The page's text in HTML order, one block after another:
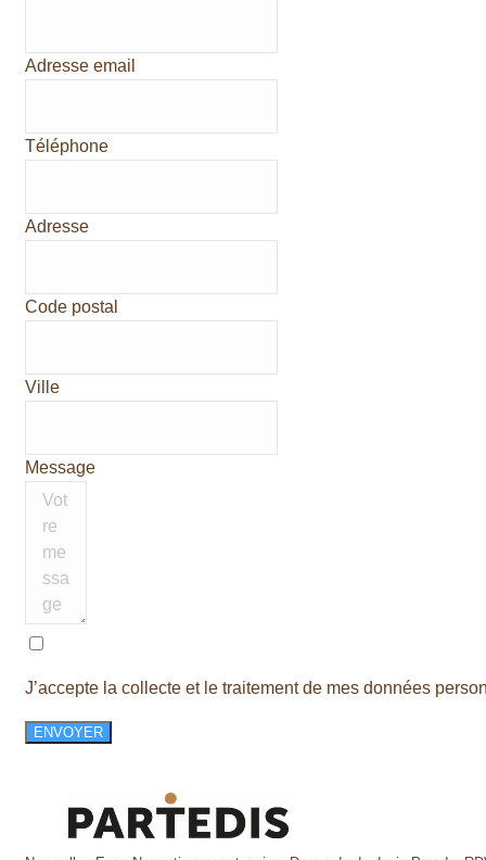
Adresse email
Téléphone
Adresse
Code postal
Ville
Message
J’accepte la collecte et le traitement de mes données
ENVOYER